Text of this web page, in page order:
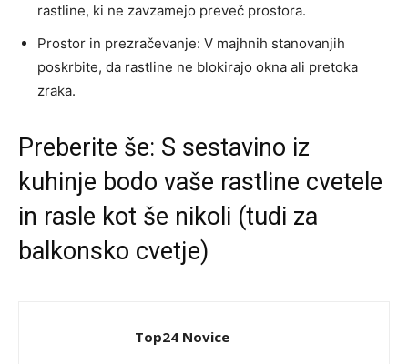
rastline, ki ne zavzamejo preveč prostora.
Prostor in prezračevanje: V majhnih stanovanjih
poskrbite, da rastline ne blokirajo okna ali pretoka
zraka.
Preberite še: S sestavino iz
kuhinje bodo vaše rastline cvetele
in rasle kot še nikoli (tudi za
balkonsko cvetje)
Top24 Novice